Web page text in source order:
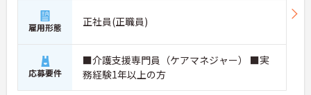
雇用形態 正社員(正職員)
応募要件
■介護支援専門員（ケアマネジャー） ■実
務経験1年以上の方